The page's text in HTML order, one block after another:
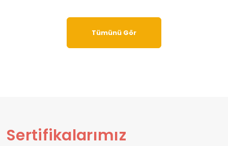
Tümünü Gör
Sertifikalarımız